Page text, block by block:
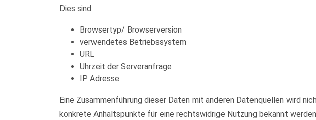
Dies sind:
Browsertyp/ Browserversion
verwendetes Betriebssystem
URL
Uhrzeit der Serveranfrage
IP Adresse
Eine Zusammenführung dieser Daten mit anderen Datenquellen wird
konkrete Anhaltspunkte für eine rechtswidrige Nutzung bekannt